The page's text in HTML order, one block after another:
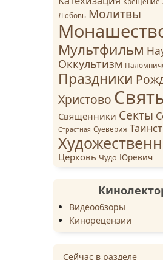
Любовь Молитвы
Мультфильм
Оккультизм
Праздники
Христово
Священники Секты
Страстная Суеверия
Церковь Чудо Юревич
Видеообзоры
Кинорецензии
Сейчас в разделе